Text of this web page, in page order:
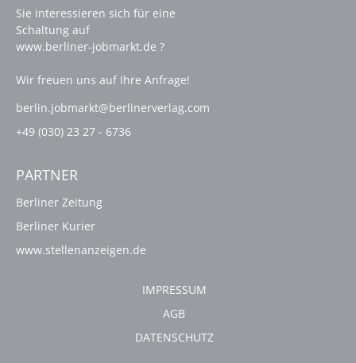
Sie interessieren sich für eine
Schaltung auf
www.berliner-jobmarkt.de ?
Wir freuen uns auf Ihre Anfrage!
berlin.jobmarkt@berlinerverlag.com
+49 (030) 23 27 - 6736
PARTNER
Berliner Zeitung
Berliner Kurier
www.stellenanzeigen.de
IMPRESSUM
AGB
DATENSCHUTZ